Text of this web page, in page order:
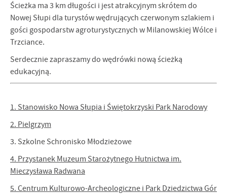
Ścieżka ma 3 km długości i jest atrakcyjnym skrótem do
Nowej Słupi dla turystów wędrujących czerwonym szlakiem i
gości gospodarstw agroturystycznych w Milanowskiej Wólce i
Trzciance.
Serdecznie zapraszamy do wędrówki nową ścieżką
edukacyjną.
1. Stanowisko Nowa Słupia i Świętokrzyski Park Narodowy
2. Pielgrzym
3. Szkolne Schronisko Młodzieżowe
4. Przystanek Muzeum Starożytnego Hutnictwa im.
Mieczysława Radwana
5. Centrum Kulturowo-Archeologiczne i Park Dziedzictwa Gór